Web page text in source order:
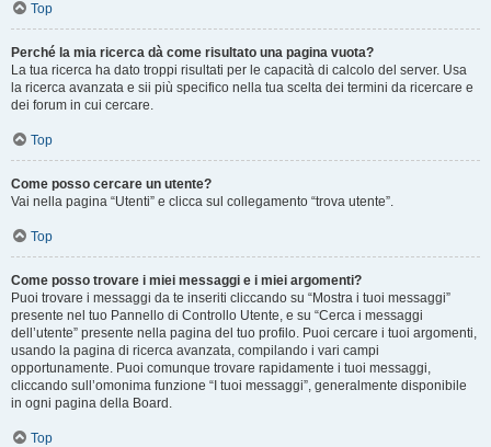
Top
Perché la mia ricerca dà come risultato una pagina vuota?
La tua ricerca ha dato troppi risultati per le capacità di calcolo del server. Usa
la ricerca avanzata e sii più specifico nella tua scelta dei termini da ricercare e
dei forum in cui cercare.
Top
Come posso cercare un utente?
Vai nella pagina “Utenti” e clicca sul collegamento “trova utente”.
Top
Come posso trovare i miei messaggi e i miei argomenti?
Puoi trovare i messaggi da te inseriti cliccando su “Mostra i tuoi messaggi”
presente nel tuo Pannello di Controllo Utente, e su “Cerca i messaggi
dell’utente” presente nella pagina del tuo profilo. Puoi cercare i tuoi argomenti,
usando la pagina di ricerca avanzata, compilando i vari campi
opportunamente. Puoi comunque trovare rapidamente i tuoi messaggi,
cliccando sull’omonima funzione “I tuoi messaggi”, generalmente disponibile
in ogni pagina della Board.
Top